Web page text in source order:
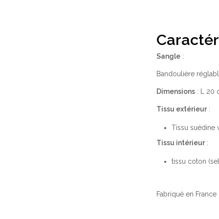
Sangle :
Bandoulière
Dimensions : L 20
Tissu extérieur:
Tissu suédine
Tissu intérieur:
tissu coton
Fabriqué en